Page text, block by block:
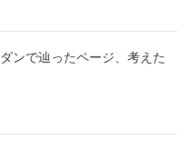
ンで辿ったページ、考えた